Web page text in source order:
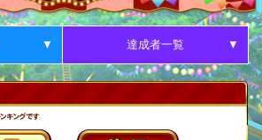
達成者一覧